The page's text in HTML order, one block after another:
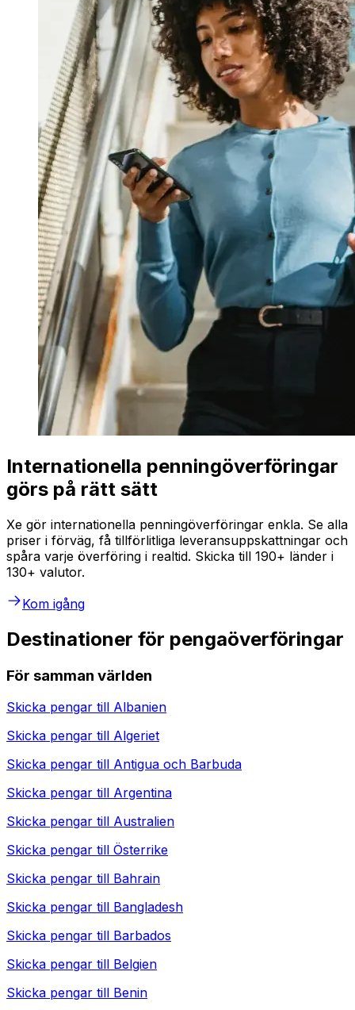
Internationella penningöverföringar
görs på rätt sätt
Xe gör internationella penningöverföringar enkla. Se alla
priser i förväg, få tillförlitliga leveransuppskattningar och
spåra varje överföring i realtid. Skicka till 190+ länder i
130+ valutor.
Kom igång
Destinationer för pengaöverföringar
För samman världen
Skicka pengar till Albanien
Skicka pengar till Algeriet
Skicka pengar till Antigua och Barbuda
Skicka pengar till Argentina
Skicka pengar till Australien
Skicka pengar till Österrike
Skicka pengar till Bahrain
Skicka pengar till Bangladesh
Skicka pengar till Barbados
Skicka pengar till Belgien
Skicka pengar till Benin